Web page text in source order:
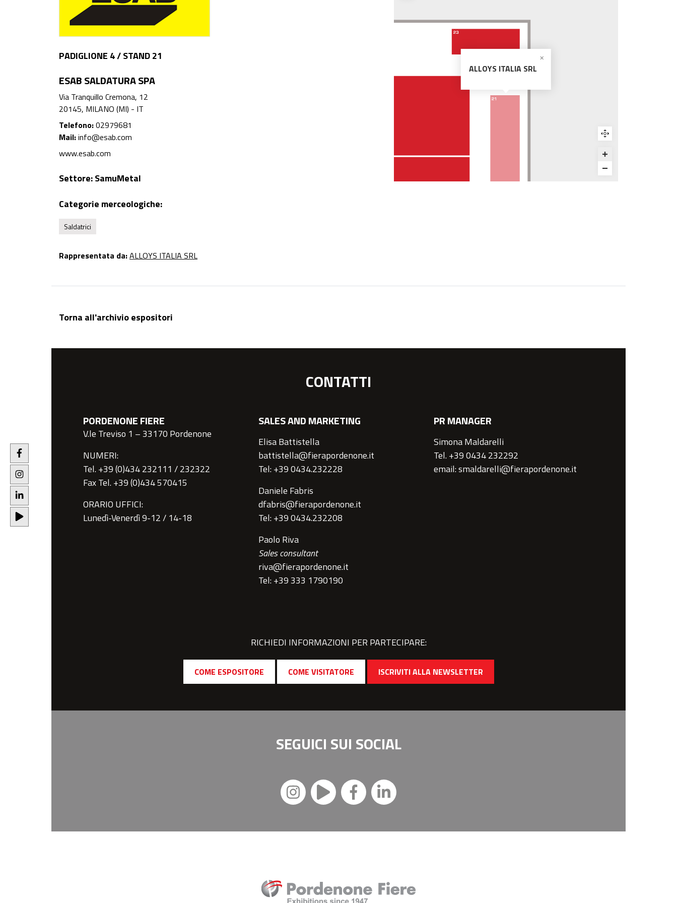
PADIGLIONE 4 / STAND 21
ESAB SALDATURA SPA
Via Tranquillo Cremona, 12
20145, MILANO (MI) - IT
Telefono:02979681
Mail:info@esab.com
www.esab.com
Settore:SamuMetal
Categorie merceologiche:
Saldatrici
Rappresentata da:ALLOYS ITALIA SRL
ALLOYS ITALIA SRL
Torna all'archivio espositori
CONTATTI
PORDENONE FIERE
V.le Treviso 1 – 33170 Pordenone
NUMERI:
Tel. +39 (0)434 232111 / 232322
Fax Tel. +39 (0)434 570415
ORARIO UFFICI:
Lunedì-Venerdì 9-12 / 14-18
SALES AND MARKETING
Elisa Battistella
battistella@fierapordenone.it
Tel: +39 0434.232228
Daniele Fabris
dfabris@fierapordenone.it
Tel: +39 0434.232208
Paolo Riva
Sales consultant
riva@fierapordenone.it
Tel: +39 333 1790190
PR MANAGER
Simona Maldarelli
Tel. +39 0434 232292
email: smaldarelli@fierapordenone.it
RICHIEDI INFORMAZIONI PER PARTECIPARE:
COME ESPOSITORE COME VISITATORE ISCRIVITI ALLA NEWSLETTER
SEGUICI SUI SOCIAL